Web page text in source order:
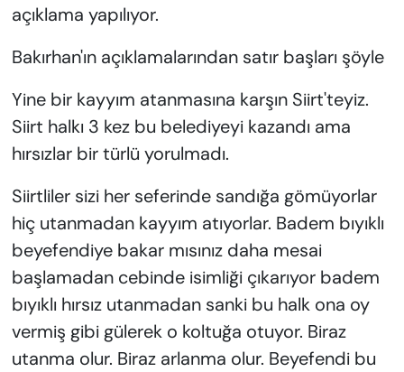
açıklama yapılıyor.
Bakırhan'ın açıklamalarından satır başları şöyle
Yine bir kayyım atanmasına karşın Siirt'teyiz.
Siirt halkı 3 kez bu belediyeyi kazandı ama
hırsızlar bir türlü yorulmadı.
Siirtliler sizi her seferinde sandığa gömüyorlar
hiç utanmadan kayyım atıyorlar. Badem bıyıklı
beyefendiye bakar mısınız daha mesai
başlamadan cebinde isimliği çıkarıyor badem
bıyıklı hırsız utanmadan sanki bu halk ona oy
vermiş gibi gülerek o koltuğa otuyor. Biraz
utanma olur. Biraz arlanma olur. Beyefendi bu